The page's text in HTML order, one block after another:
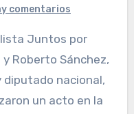
comentarios
Roberto Sánchez,
diputado nacional,
un acto en la